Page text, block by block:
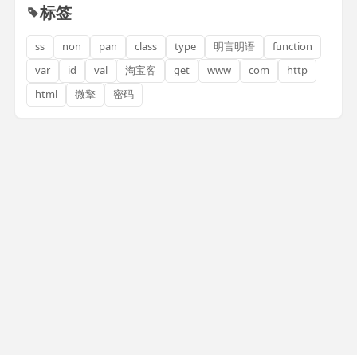
标签
ss non pan class type 明言明语
function
var
id val 淘宝客 get www com
http
html
微擎 密码